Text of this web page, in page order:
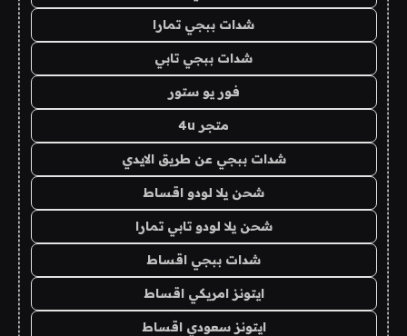
شدات ببجي تمارا
شدات ببجي تابي
فور يو ستور
متجر 4u
شدات ببجي عن طريق الايدي
شحن يلا لودو اقساط
شحن يلا لودو تابي تمارا
شدات ببجي اقساط
ايتونز امريكي اقساط
ايتونز سعودي اقساط